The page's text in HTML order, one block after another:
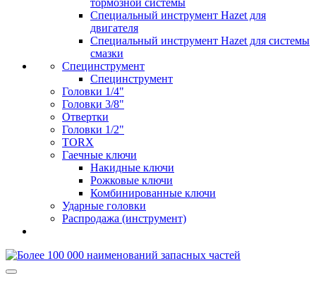
тормозной системы
Специальный инструмент Hazet для
двигателя
Специальный инструмент Hazet для системы
смазки
Специнструмент
Специнструмент
Головки 1/4"
Головки 3/8"
Отвертки
Головки 1/2"
TORX
Гаечные ключи
Накидные ключи
Рожковые ключи
Комбинированные ключи
Ударные головки
Распродажа (инструмент)